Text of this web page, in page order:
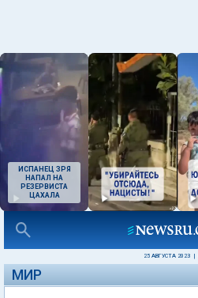
ИСПАНЕЦ ЗРЯ
НАПАЛ НА
РЕЗЕРВИСТА
ЦАХАЛА
25 АВГУСТА 2023
МИР